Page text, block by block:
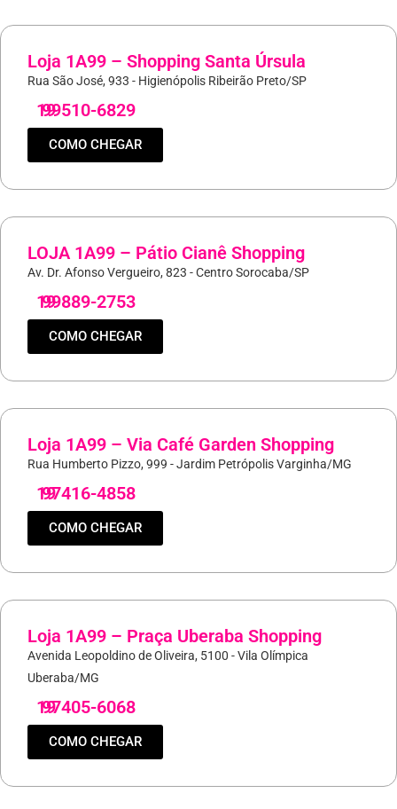
Loja 1A99 – Shopping Santa Úrsula
Rua São José, 933 - Higienópolis Ribeirão Preto/SP
19
99510-6829
COMO CHEGAR
LOJA 1A99 – Pátio Cianê Shopping
Av. Dr. Afonso Vergueiro, 823 - Centro Sorocaba/SP
19
99889-2753
COMO CHEGAR
Loja 1A99 – Via Café Garden Shopping
Rua Humberto Pizzo, 999 - Jardim Petrópolis Varginha/MG
19
97416-4858
COMO CHEGAR
Loja 1A99 – Praça Uberaba Shopping
Avenida Leopoldino de Oliveira, 5100 - Vila Olímpica
Uberaba/MG
19
97405-6068
COMO CHEGAR